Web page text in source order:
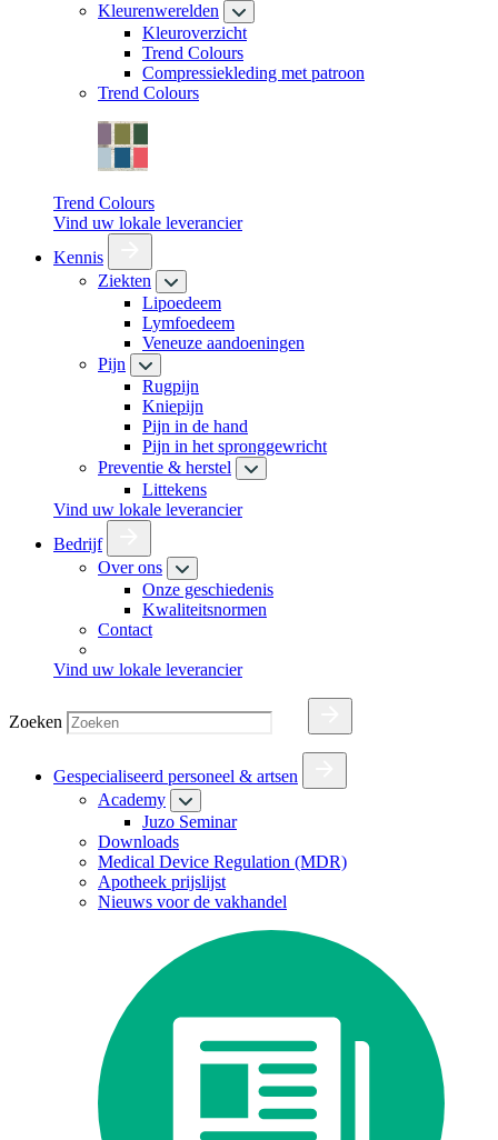
Kleurenwerelden
Kleuroverzicht
Trend Colours
Compressiekleding met patroon
Trend Colours
Trend Colours
Vind uw lokale leverancier
Kennis
Ziekten
Lipoedeem
Lymfoedeem
Veneuze aandoeningen
Pijn
Rugpijn
Kniepijn
Pijn in de hand
Pijn in het spronggewricht
Preventie & herstel
Littekens
Vind uw lokale leverancier
Bedrijf
Over ons
Onze geschiedenis
Kwaliteitsnormen
Contact
Vind uw lokale leverancier
Zoeken
Gespecialiseerd personeel & artsen
Academy
Juzo Seminar
Downloads
Medical Device Regulation (MDR)
Apotheek prijslijst
Nieuws voor de vakhandel